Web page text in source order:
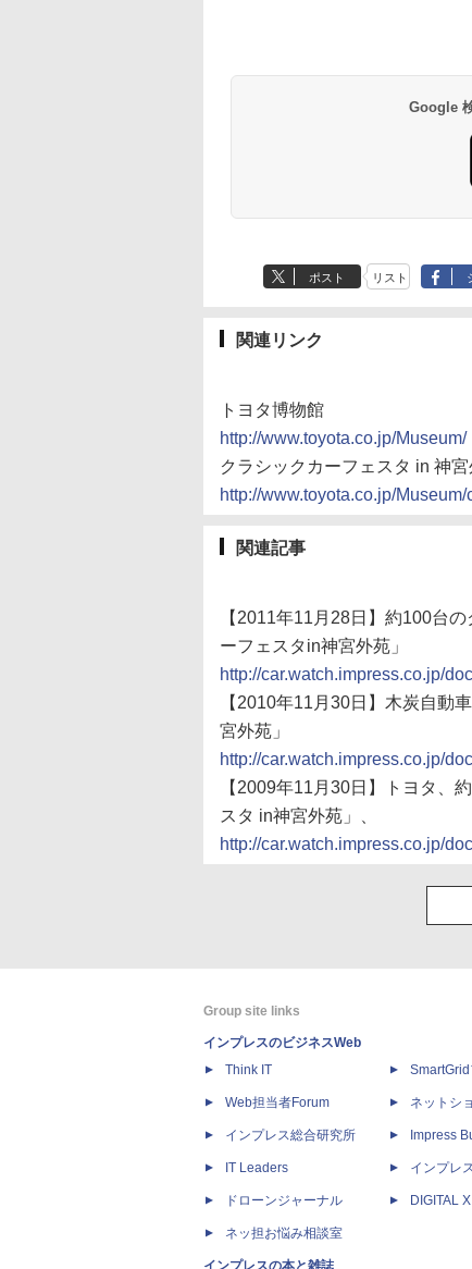
Google
ポスト リスト
関連リンク
トヨタ博物館
http://www.toyota.co.jp/Museum/
クラシックカーフェスタ in 神
http://www.toyota.co.jp/Museum/
関連記事
【2011年11月28日】約100台
ーフェスタin神宮外苑」
http://car.watch.impress.co.jp/
【2010年11月30日】木炭自動
宮外苑」
http://car.watch.impress.co.jp/
【2009年11月30日】トヨタ、
スタ in神宮外苑」、
http://car.watch.impress.co.jp/
Group site links
インプレスのビジネスWeb
Think IT
Web担当者Forum
インプレス総合研究所
IT Leaders
ドローンジャーナル
ネッ担お悩み相談室
ネットシ
Impress
インプレ
DIGITAL